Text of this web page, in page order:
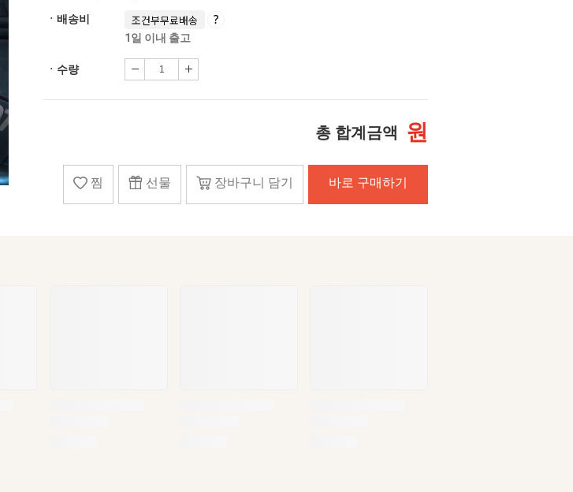
ㆍ배송비 조건부무료배송
1일 이내 출고
ㆍ수량
총 합계금액 원
찜 선물 장바구니 담기 바로 구매하기